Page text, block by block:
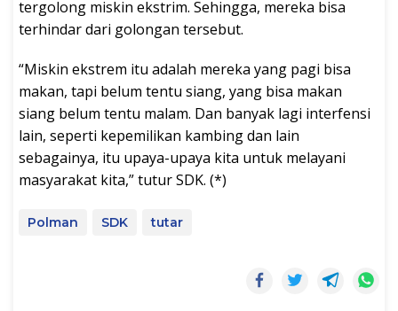
tergolong miskin ekstrim. Sehingga, mereka bisa
terhindar dari golongan tersebut.
“Miskin ekstrem itu adalah mereka yang pagi bisa
makan, tapi belum tentu siang, yang bisa makan
siang belum tentu malam. Dan banyak lagi interfensi
lain, seperti kepemilikan kambing dan lain
sebagainya, itu upaya-upaya kita untuk melayani
masyarakat kita,” tutur SDK. (*)
Polman SDK tutar